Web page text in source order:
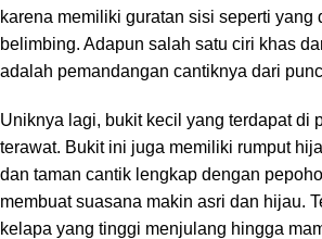
karena memiliki guratan sisi seperti yang
belimbing. Adapun salah satu ciri khas
adalah pemandangan cantiknya dari
Uniknya lagi, bukit kecil yang terdapat di
terawat. Bukit ini juga memiliki rumput
dan taman cantik lengkap dengan
membuat suasana makin asri dan hijau.
kelapa yang tinggi menjulang hingga